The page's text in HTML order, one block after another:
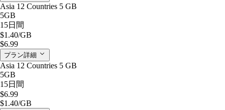
Asia 12 Countries 5 GB
5GB
15日間
$1.40/GB
$6.99
プラン詳細
Asia 12 Countries 5 GB
5GB
15日間
$6.99
$1.40/GB